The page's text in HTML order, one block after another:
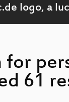
for
61